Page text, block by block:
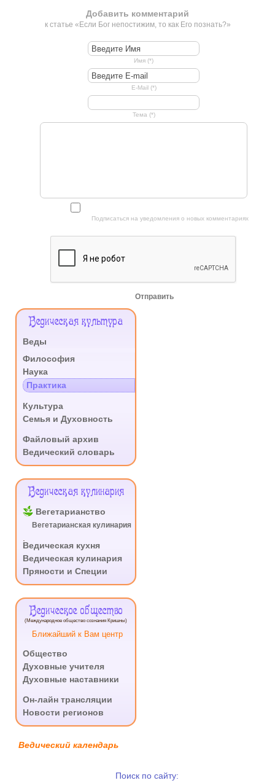
Добавить комментарий
к статье «Если Бог непостижим, то как Его познать?»
Имя (*)
E-Mail (*)
Тема (*)
Подписаться на уведомления о новых комментариях
Отправить
Меню
Ведическая культура
Веды
.
Философия
Наука
Практика
Культура
Семья и Духовность
Файловый архив
Ведический словарь
Ведическая кулинария
Вегетарианство
Вегетарианская кулинария
.
Ведическая кухня
Ведическая кулинария
Пряности и Специи
Ведическое общество
(Международное общество сознания Кришны)
Ближайший к Вам центр
Общество
Духовные учителя
Духовные наставники
Он-лайн трансляции
Новости регионов
Ведический календарь
Поиск по сайту: